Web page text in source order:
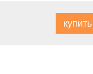
купить